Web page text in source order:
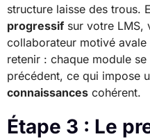
structure laisse des trous.
progressif sur votre LMS,
collaborateur motivé
retenir : chaque module
précédent, ce qui impose
connaissances cohérent.
Étape 3 : Le